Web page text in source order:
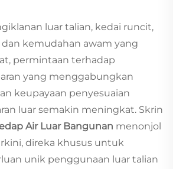
luar talian, kedai runcit,
kemudahan awam yang
permintaan terhadap
yang menggabungkan
keupayaan penyesuaian
luar semakin meningkat. Skrin
Air Luar Bangunan menonjol
direka khusus untuk
unik penggunaan luar talian